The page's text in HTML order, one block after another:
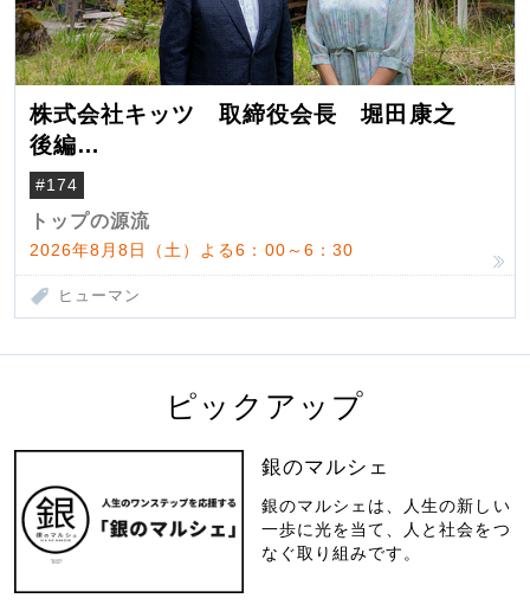
株式会社キッツ 取締役会長 堀田康之
後編
米国駐在でも浮かんだ八ヶ岳 山小屋を営
んだ父母
#174
トップの源流
2026年8月8日（土）よる6：00～6：30
ヒューマン
ピックアップ
銀のマルシェ
銀のマルシェは、人生の新しい
一歩に光を当て、人と社会をつ
なぐ取り組みです。